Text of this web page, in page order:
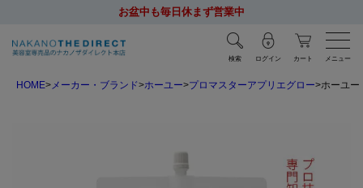
お盆中も毎日休まず営業中
検索 ログイン カート メニュー
HOME メーカー・ブランド ホーユー プロマスターアプリエグロー ホーユー